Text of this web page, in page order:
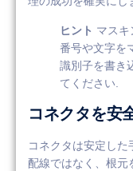
ヒント マスキ
番号や文字を
識別子を書き
てください.
コネクタを安
コネクタは安定し
配線ではなく、根元